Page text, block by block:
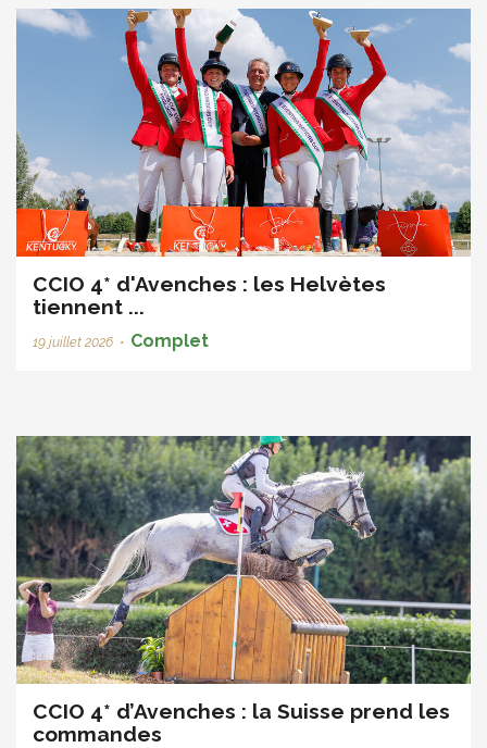
CCIO 4* d'Avenches : les Helvètes
tiennent ...
19 juillet 2026 • Complet
CCIO 4* d’Avenches : la Suisse prend les
commandes